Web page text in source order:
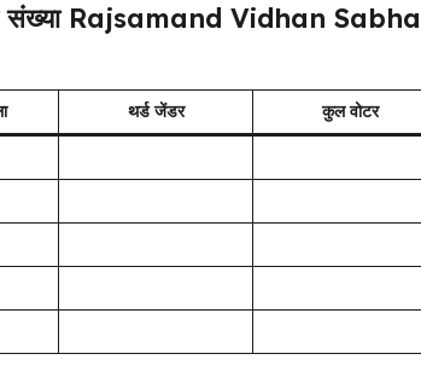
संख्या Rajsamand Vidhan Sabha
थर्ड जेंडर कुल वोटर